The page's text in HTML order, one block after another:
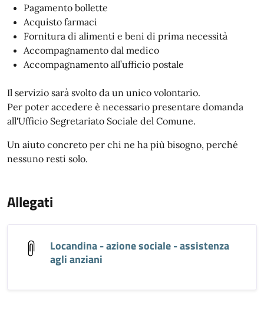
Pagamento bollette
Acquisto farmaci
Fornitura di alimenti e beni di prima necessità
Accompagnamento dal medico
Accompagnamento all’ufficio postale
Il servizio sarà svolto da un unico volontario.
Per poter accedere è necessario presentare domanda
all'Ufficio Segretariato Sociale del Comune.
Un aiuto concreto per chi ne ha più bisogno, perché
nessuno resti solo.
Allegati
Locandina - azione sociale - assistenza
agli anziani